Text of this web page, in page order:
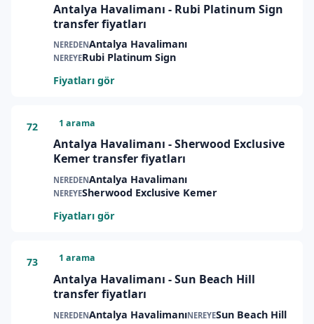
Antalya Havalimanı - Rubi Platinum Sign
transfer fiyatları
NEREDENAntalya Havalimanı
NEREYERubi Platinum Sign
Fiyatları gör
72 1 arama
Antalya Havalimanı - Sherwood Exclusive
Kemer transfer fiyatları
NEREDENAntalya Havalimanı
NEREYESherwood Exclusive Kemer
Fiyatları gör
73 1 arama
Antalya Havalimanı - Sun Beach Hill
transfer fiyatları
NEREDENAntalya HavalimanıNEREYESun Beach Hill